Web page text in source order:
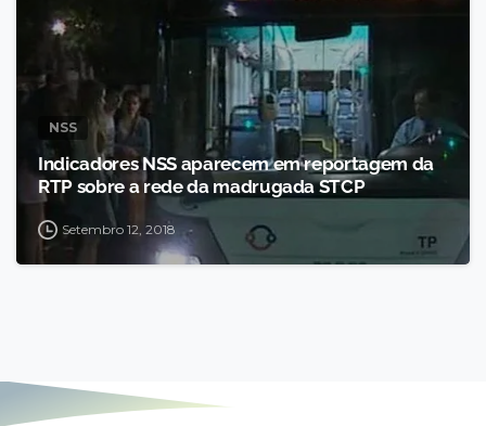
NSS
Indicadores NSS aparecem em reportagem da
RTP sobre a rede da madrugada STCP
Setembro 12, 2018